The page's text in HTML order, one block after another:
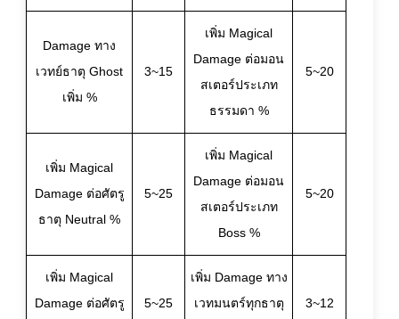
Damage ทาง
เวทย์ธาตุ Ghost
เพิ่ม %
3~15
เพิ่ม Magical
Damage ต่อมอน
สเตอร์ประเภท
ธรรมดา %
5~20
เพิ่ม Magical
Damage ต่อศัตรู
ธาตุ Neutral %
5~25
เพิ่ม Magical
Damage ต่อมอน
สเตอร์ประเภท
Boss %
5~20
เพิ่ม Magical
Damage ต่อศัตรู
5~25
เพิ่ม Damage ทาง
เวทมนตร์ทุกธาตุ
3~12